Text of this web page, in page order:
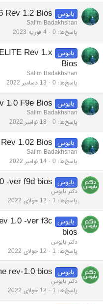
بایوس Rev 1.2 Bios
Salim Badakhshan
پاسخ‌ها 0 4 فوریه 2023
بایوس Rev 1.x
Bios
Salim Badakhshan
پاسخ‌ها 0 13 دسامبر 2022
بایوس 1.0 F9e Bios
Salim Badakhshan
پاسخ‌ها 0 18 نوامبر 2022
بایوس 1.02 Bios
Salim Badakhshan
پاسخ‌ها 0 14 نوامبر 2022
بایوس -ver f9d bios
دکتر بایوس
پاسخ‌ها 1 12 جولای 2022
بایوس 1.0 -ver f3c
bios
دکتر بایوس
پاسخ‌ها 1 12 جولای 2022
بایوس rev-1.0 bios
دکتر بایوس
پاسخ‌ها 1 12 جولای 2022